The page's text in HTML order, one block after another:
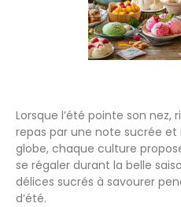
Lorsque l’été pointe son nez,
repas par une note sucrée
globe, chaque culture
se régaler durant la belle
délices sucrés à savourer
d’été.